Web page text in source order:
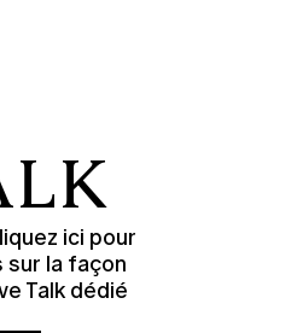
ici pour
sur la façon
Talk dédié